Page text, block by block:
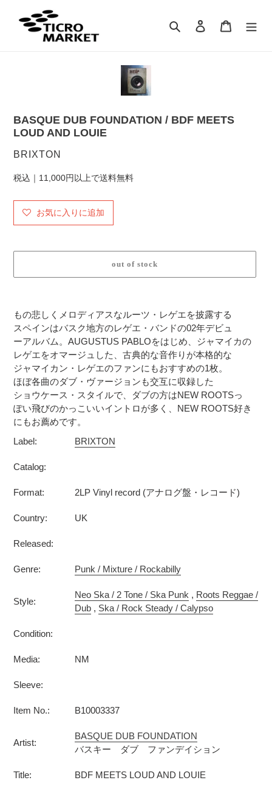
検索 ログインカート
BASQUE DUB FOUNDATION / BDF MEETS
LOUD AND LOUIE
販
元
BRIXTON
税込｜11,000円以上で送料無料
お気に入りに追加
out of stock
ー
ト
商
品
を
追
加
す
る
もの悲しくメロディアスなルーツ・レゲエを披露する
スペインはバスク地方のレゲエ・バンドの02年デビュ
ーアルバム。AUGUSTUS PABLOをはじめ、ジャマイカの
レゲエをオマージュした、古典的な音作りが本格的な
ジャマイカン・レゲエのファンにもおすすめの1枚。
ほぼ各曲のダブ・ヴァージョンも交互に収録した
ショウケース・スタイルで、ダブの方はNEW ROOTSっ
ぽい飛びのかっこいいイントロが多く、NEW ROOTS好き
にもお薦めです。
Label:
BRIXTON
Catalog:
Format: 2LP Vinyl record (アナログ盤・レコード)
Country: UK
Released:
Genre: Punk / Mixture / Rockabilly
Style:
Neo Ska / 2 Tone / Ska Punk , Roots Reggae /
Dub , Ska / Rock Steady / Calypso
Condition:
Media: NM
Sleeve:
Item No.: B10003337
Artist:
BASQUE DUB FOUNDATION
バスキー ダブ ファンデイション
Title: BDF MEETS LOUD AND LOUIE